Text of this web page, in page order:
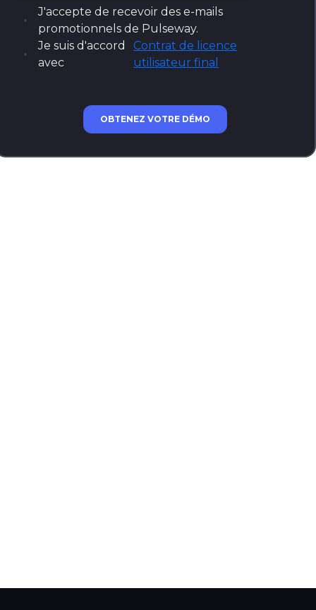
J'accepte de recevoir des e-mails
promotionnels de Pulseway.
Je suis d'accord
avec
Contrat de licence
utilisateur final
OBTENEZ VOTRE DÉMO